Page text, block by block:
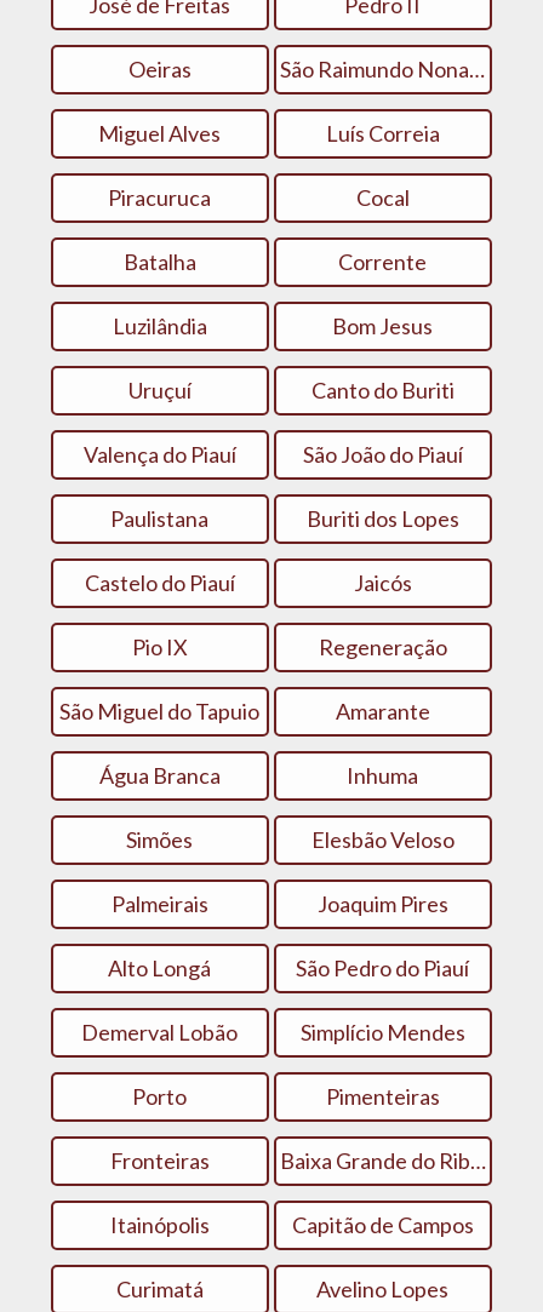
José de Freitas Pedro II
Oeiras São Raimundo Nonato
Miguel Alves Luís Correia
Piracuruca Cocal
Batalha Corrente
Luzilândia Bom Jesus
Uruçuí Canto do Buriti
Valença do Piauí São João do Piauí
Paulistana Buriti dos Lopes
Castelo do Piauí Jaicós
Pio IX Regeneração
São Miguel do Tapuio Amarante
Água Branca Inhuma
Simões Elesbão Veloso
Palmeirais Joaquim Pires
Alto Longá São Pedro do Piauí
Demerval Lobão Simplício Mendes
Porto Pimenteiras
Fronteiras Baixa Grande do Ribeiro
Itainópolis Capitão de Campos
Curimatá Avelino Lopes